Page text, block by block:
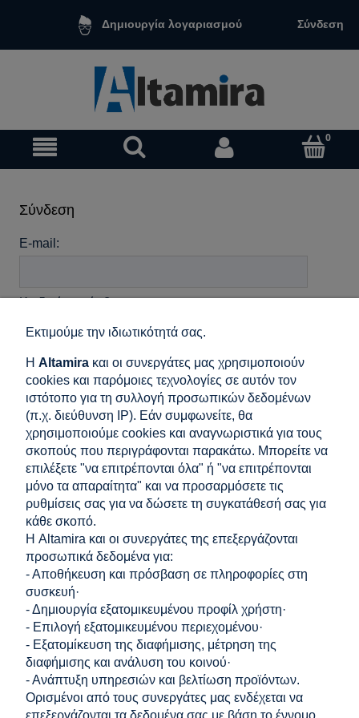
Δημιουργία λογαριασμού Σύνδεση
Σύνδεση
E-mail:
Κωδικός πρόσβασης:
σύνδεση
Ξεχάσατε τον κωδικό πρόσβασής σας;
Δημιουργία λογαριασμού
Θα λάβετε επιπλέον οφέλη:
προβολή της κατάστασης των παραγγελιών
προεπισκόπηση ιστορικού αγορών
δεν χρειάζεται να εισάγετε τα στοιχεία σας για επόμενες αγορές
δυνατότητα λήψης εκπτώσεων και κωδικών έκπτωσης
δημιουργία λογαριασμού
ΑΓΟΡΕΣ
ΒΟΗΘΕΙΑ
Εκτιμούμε την ιδιωτικότητά σας.
Η Altamira και οι συνεργάτες μας χρησιμοποιούν
cookies και παρόμοιες τεχνολογίες σε αυτόν τον
ιστότοπο για τη συλλογή προσωπικών δεδομένων
(π.χ. διεύθυνση IP). Εάν συμφωνείτε, θα
χρησιμοποιούμε cookies και αναγνωριστικά για τους
σκοπούς που περιγράφονται παρακάτω. Μπορείτε να
επιλέξετε "να επιτρέπονται όλα" ή "να επιτρέπονται
μόνο τα απαραίτητα" και να προσαρμόσετε τις
ρυθμίσεις σας για να δώσετε τη συγκατάθεσή σας για
κάθε σκοπό.
Η Altamira και οι συνεργάτες της επεξεργάζονται
προσωπικά δεδομένα για:
- Αποθήκευση και πρόσβαση σε πληροφορίες στη
συσκευή·
- Δημιουργία εξατομικευμένου προφίλ χρήστη·
- Επιλογή εξατομικευμένου περιεχομένου·
- Εξατομίκευση της διαφήμισης, μέτρηση της
διαφήμισης και ανάλυση του κοινού·
- Ανάπτυξη υπηρεσιών και βελτίωση προϊόντων.
Ορισμένοι από τους συνεργάτες μας ενδέχεται να